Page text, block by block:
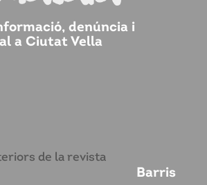
denúncia i
a Ciutat Vella
de la revista
Barris